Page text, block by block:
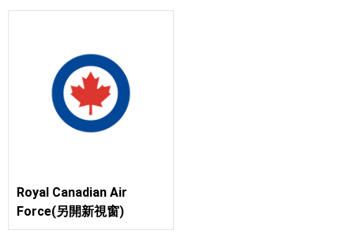
Royal Canadian Air
Force(另開新視窗)